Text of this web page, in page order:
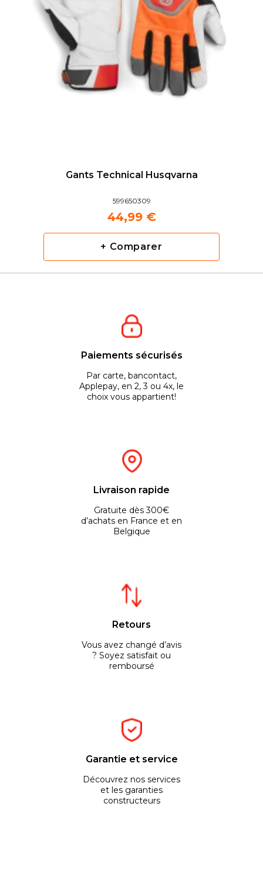
Gants Technical Husqvarna
599650309
44,99 €
+ Comparer
Paiements sécurisés
Par carte, bancontact,
Applepay, en 2, 3 ou 4x, le
choix vous appartient!
Livraison rapide
Gratuite dès 300€
d’achats en France et en
Belgique
Retours
Vous avez changé d’avis
? Soyez satisfait ou
remboursé
Garantie et service
Découvrez nos services
et les garanties
constructeurs